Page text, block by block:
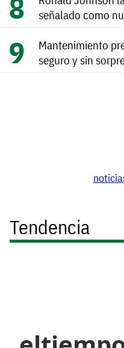
señalado como
Mantenimiento
seguro y sin
Tendencia